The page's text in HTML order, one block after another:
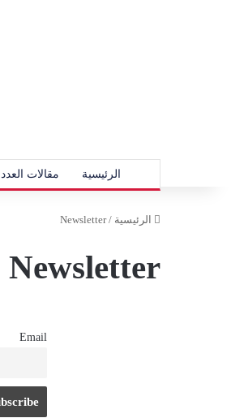
الرئيسية مقالات العدد
الرئيسية /
Newsletter
Newsletter
Email